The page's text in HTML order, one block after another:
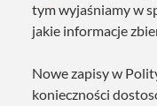
tym wyjaśniamy w
jakie informacje
Nowe zapisy w
konieczności